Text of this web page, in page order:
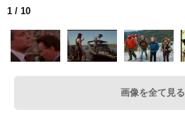
1 / 10
画像を全て見る